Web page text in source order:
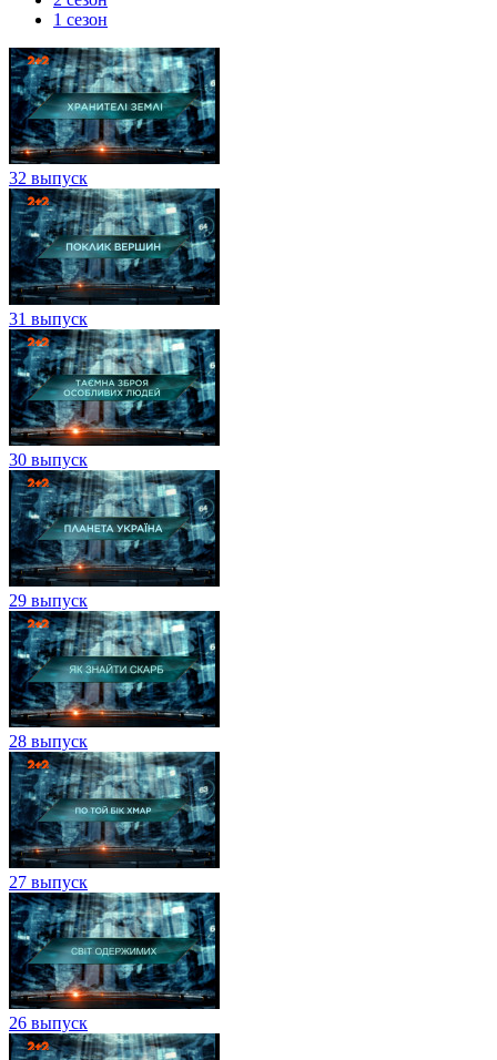
1 сезон
32 выпуск
31 выпуск
30 выпуск
29 выпуск
28 выпуск
27 выпуск
26 выпуск